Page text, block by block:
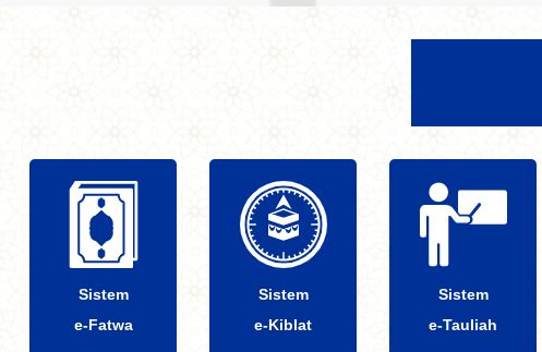
Sistem
e-Fatwa
Sistem
e-Kiblat
Sistem
e-Tauliah